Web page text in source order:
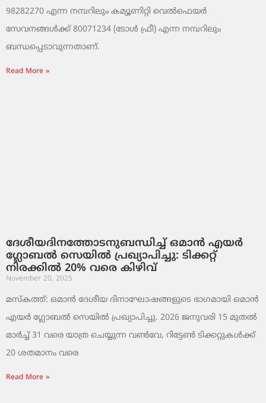
98282270 എന്ന നമ്പറിലും കമ്യൂണിറ്റി വെൽഫെയർ
സേവനങ്ങൾക്ക് 80071234 (ടോൾ ഫ്രീ) എന്ന നമ്പറിലും
ബന്ധപ്പെടാവുന്നതാണ്.
Read More »
ദേശീയദിനത്തോടനുബന്ധിച്ച് ഒമാൻ എയർ
ഗ്ലോബൽ സെയിൽ പ്രഖ്യാപിച്ചു: ടിക്കറ്റ്
നിരക്കിൽ 20% വരെ കിഴിവ്
November 20, 2025
മസ്‌കത്ത്: ഒമാൻ ദേശീയ ദിനാഘോഷങ്ങളുടെ ഭാഗമായി ഒമാൻ
എയർ ഗ്ലോബൽ സെയിൽ പ്രഖ്യാപിച്ചു. 2026 ജനുവരി 15 മുതൽ
മാർച്ച് 31 വരെ യാത്ര ചെയ്യുന്ന വൺവേ, റിട്ടേൺ ടിക്കറ്റുകൾക്ക്
20 ശതമാനം വരെ
Read More »